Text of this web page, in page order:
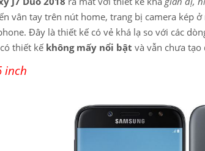
vân tay trên nút home, trang bị camera kép
Đây là thiết kế có vẻ khá lạ so với các
có thiết kế không mấy nổi bật và vẫn chưa
inch